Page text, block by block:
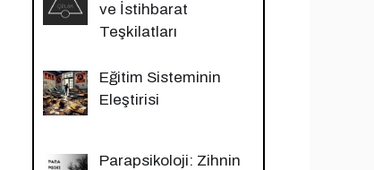
ve İstihbarat
Teşkilatları
Eğitim Sisteminin
Eleştirisi
Parapsikoloji: Zihnin